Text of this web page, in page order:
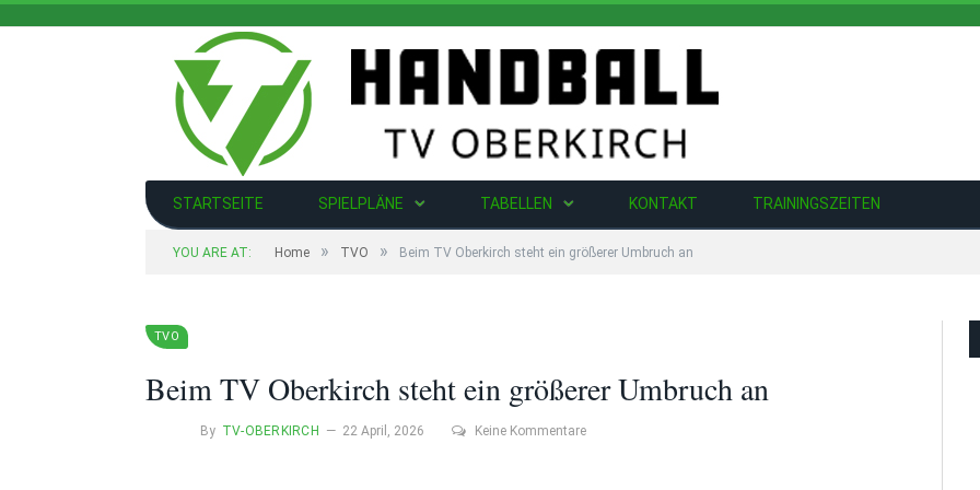
STARTSEITE SPIELPLÄNE TABELLEN KONTAKT TRAININGSZEITEN
YOU ARE AT: Home » TVO » Beim TV Oberkirch steht ein größerer Umbruch an
TVO
Beim TV Oberkirch steht ein größerer Umbruch an
By TV-OBERKIRCH 22 April, 2026 Keine Kommentare